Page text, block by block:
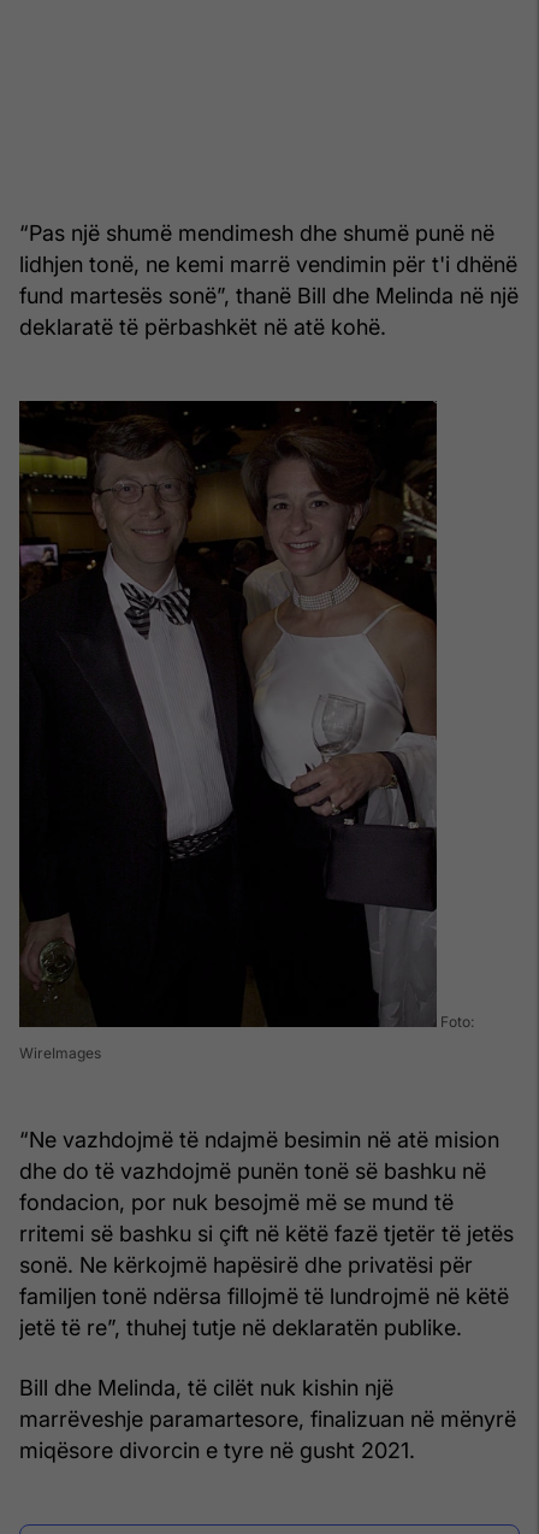
“Pas një shumë mendimesh dhe shumë punë në
lidhjen tonë, ne kemi marrë vendimin për t'i dhënë
fund martesës sonë”, thanë Bill dhe Melinda në një
deklaratë të përbashkët në atë kohë.
Foto:
WireImages
“Ne vazhdojmë të ndajmë besimin në atë mision
dhe do të vazhdojmë punën tonë së bashku në
fondacion, por nuk besojmë më se mund të
rritemi së bashku si çift në këtë fazë tjetër të jetës
sonë. Ne kërkojmë hapësirë ​​dhe privatësi për
familjen tonë ndërsa fillojmë të lundrojmë në këtë
jetë të re”, thuhej tutje në deklaratën publike.
Bill dhe Melinda, të cilët nuk kishin një
marrëveshje paramartesore, finalizuan në mënyrë
miqësore divorcin e tyre në gusht 2021.